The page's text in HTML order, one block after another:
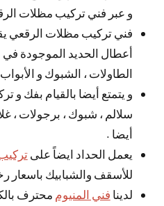
و عبر فني تركيب مظلات
فني تركيب مظلات الرقعي
أعطال الحديد الموجودة في
الطاولات ، الشبوك و
و يتمتع أيضا بالقيام بفك و
سلالم ، شبوك ، برجولات ،
أيضا .
يعمل الحداد ايضاً على
للأسقف والشبابيك باسعار
لدينا فني المنيوم محترف